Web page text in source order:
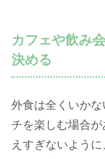
カフェや飲み
決める
外食は全くいか
チを楽しむ場合
えすぎないよう